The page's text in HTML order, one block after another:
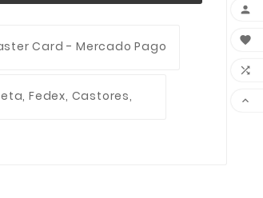
Card - Mercado Pago
Fedex, Castores,



